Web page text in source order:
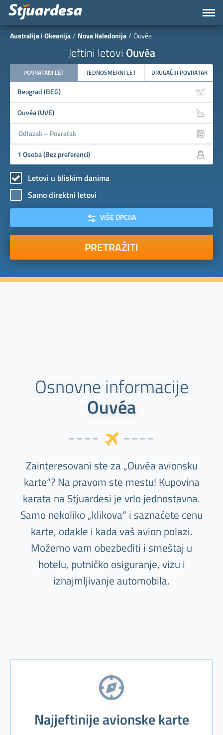
Australija i Okeanija Nova Kaledonija Ouvéa
Jeftini letovi Ouvéa
POVRATANI LET JEDNOSMERNI LET DRUGAČIJI POVRATAK
Letovi u bliskim danima
Samo direktni letovi
VIŠE OPCIJA
PRETRAŽITI
Osnovne informacije
Ouvéa
Zainteresovani ste za „Ouvéa avionsku
karte“? Na pravom ste mestu! Kupovina
karata na Stjuardesi je vrlo jednostavna.
Samo nekoliko „klikova“ i saznaćete cenu
karte, odakle i kada vaš avion polazi.
Možemo vam obezbediti i smeštaj u
hotelu, putničko osiguranje, vizu i
iznajmljivanje automobila.
Najjeftinije avionske karte